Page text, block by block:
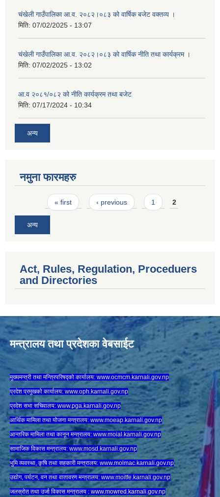
चंखेली गाउँपालिका आ.व. २०८२।०८३ को वार्षिक बजेट वक्तव्य ।
मिति: 07/02/2025 - 13:07
चंखेली गाउँपालिका आ.व. २०८२।०८३ को वार्षिक नीति तथा कार्यक्रम ।
मिति: 07/02/2025 - 13:02
आ.व २०८१/०८२ को नीति कार्यक्रम तथा बजेट
मिति: 07/17/2024 - 10:34
अन्य
नमुना फारमहरु
Pages« first ‹ previous 1 2
अन्य
Act, Rules, Regulation, Proceduers
and Directories
मन्त्रालय तथा प्रदेशका वेबसाईट
मुख्यमन्त्री तथा मन्त्रिपरिषद्को कार्यालय: www.ocmcm.karnali.gov.np
प्रदेश प्रमुखको कार्यालय: www.oph.karnali.gov.np
प्रदेश सभा सचिवालय: www.pga.karnali.gov.np
आर्थिक मामिला तथा योजना मन्त्रालय: www.moeap.karnali.gov.np
आन्तरिक मामिला तथा कानून मन्त्रालय: www.moial.karnali.gov.np
सामाजिक विकास मन्त्रालय: www.mosd.karnali.gov.np
भुमि व्यवस्था, कृषि तथा सहकारी मन्त्रालय: www.molmac.karnali.gov.np
उद्योग, पर्यटन, वन तथा वातावरण मन्त्रालय: www.moitfe.karnali.gov.np
जलस्रोत तथा उर्जा विकास मन्त्रालय : www.mowred.karnali.gov.np